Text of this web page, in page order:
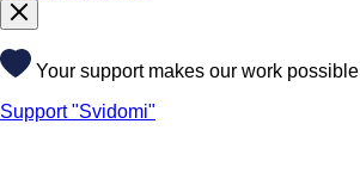
Your support makes our work possible
Support "Svidomi"